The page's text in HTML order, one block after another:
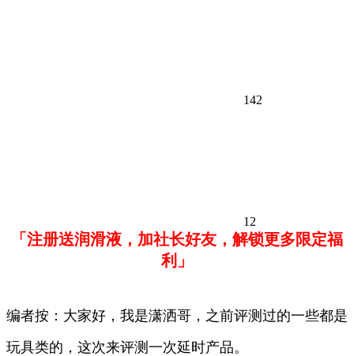
142
12
「注册送润滑液，加社长好友，解锁更多限定福
利」
编者按：大家好，我是潇洒哥，之前评测过的一些都是
玩具类的，这次来评测一次延时产品。